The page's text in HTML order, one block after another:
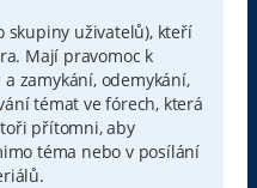
skupiny uživatelů), kteří
Mají pravomoc k
zamykání, odemykání,
témat ve fórech, která
přítomni, aby
téma nebo v posílání